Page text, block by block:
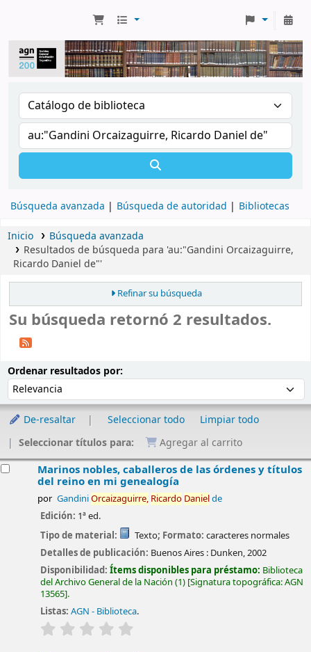
Búsqueda avanzada Búsqueda de autoridad Bibliotecas
Inicio
Búsqueda avanzada
Resultados de búsqueda para 'au:"Gandini Orcaizaguirre,
Ricardo Daniel de"'
Refinar su búsqueda
Su búsqueda retornó 2 resultados.
Ordenar resultados por:
De-resaltar Seleccionar todo
Limpiar todo
Seleccionar títulos para:
Agregar al carrito
Marinos nobles, caballeros de las órdenes y títulos
del reino en mi genealogía
por GandiniOrcaizaguirre, Ricardo Danielde
Edición: 1ª ed.
Tipo de material:
Texto; Formato: caracteres normales
Detalles de publicación: Buenos Aires : Dunken,2002
Disponibilidad:Ítems disponibles para préstamo: Biblioteca
del Archivo General de la Nación (1) Signatura topográfica:AGN
13565 .
Listas: AGN - Biblioteca.
valoración